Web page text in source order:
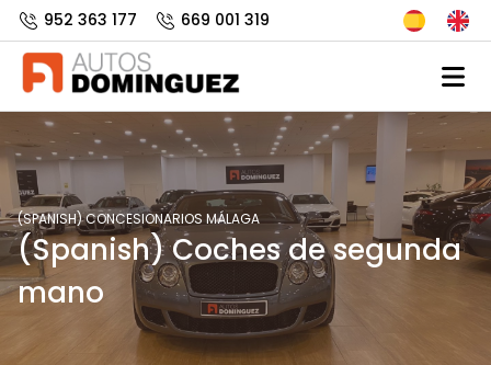
952 363 177 669 001 319
(SPANISH) CONCESIONARIOS MÁLAGA
(Spanish) Coches de segunda
mano